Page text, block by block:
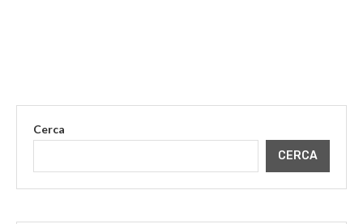
Cerca
CERCA